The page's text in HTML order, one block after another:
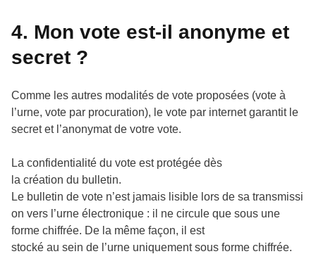
4. Mon vote est-il anonyme et
secret ?
Comme les autres modalités de vote proposées (vote à
l’urne, vote par procuration), le vote par internet garantit le
secret et l’anonymat de votre vote.
La confidentialité du vote est protégée dès
la création du bulletin.
Le bulletin de vote n’est jamais lisible lors de sa transmissi
on vers l’urne électronique : il ne circule que sous une
forme chiffrée. De la même façon, il est
stocké au sein de l’urne uniquement sous forme chiffrée.